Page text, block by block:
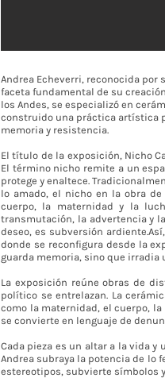
Andrea Echeverri, reconocida
faceta fundamental de su
los Andes, se especializó en
construido una práctica artística
memoria y resistencia.
El título de la exposición, Nicho
El término nicho remite a un
protege y enaltece.
lo amado, el nicho en la obra
cuerpo, la maternidad y la
transmutación, la advertencia y
deseo, es subversión
donde se reconfigura desde la
guarda memoria, sino que irradia
La exposición reúne obras de
político se entrelazan. La
como la maternidad, el cuerpo,
se convierte en lenguaje de
Cada pieza es un altar a la vida y
Andrea subraya la potencia de lo
estereotipos, subvierte símbolos